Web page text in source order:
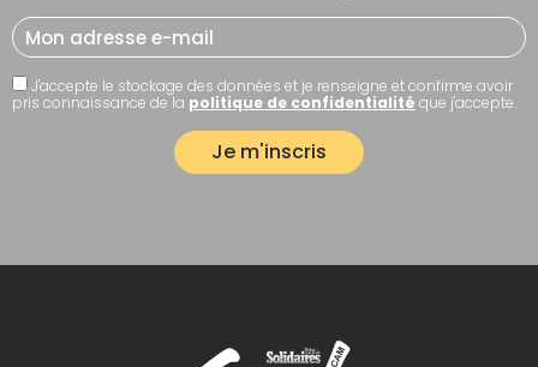
J'accepte le stockage des données et je renseigne et confirme avoir
pris connaissance de la politique de confidentialité que j'accepte.